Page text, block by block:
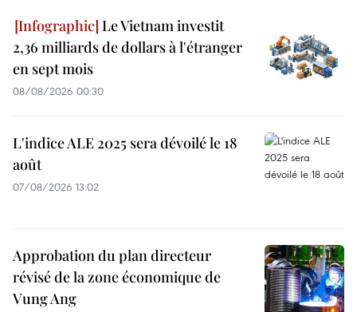
Le Vietnam investit
2,36 milliards de dollars à l'étranger
en sept mois
08/08/2026 00:30
L'indice ALE 2025 sera dévoilé le 18
août
07/08/2026 13:02
Approbation du plan directeur
révisé de la zone économique de
Vung Ang